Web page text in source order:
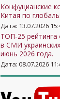
Конфуцианские
Китая по
Дата: 13.07.2026
ТОП-25 рейтинга
в СМИ
июнь 2026 года.
Дата: 08.07.2026